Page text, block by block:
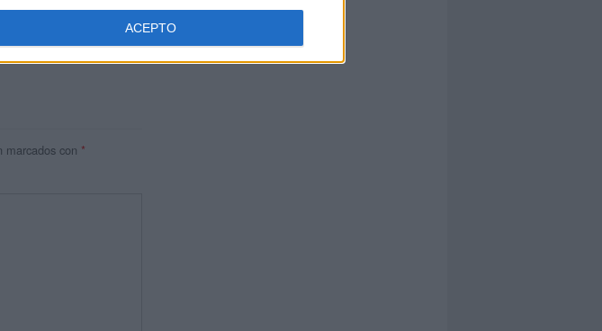
ACEPTO
profesores Ginés y
que encontramos
tareas como docentes, y
marcados con *